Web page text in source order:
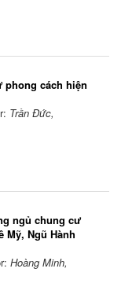
phong cách hiện
Trần Đức,
ngủ chung cư
Mỹ, Ngũ Hành
Hoàng Minh,